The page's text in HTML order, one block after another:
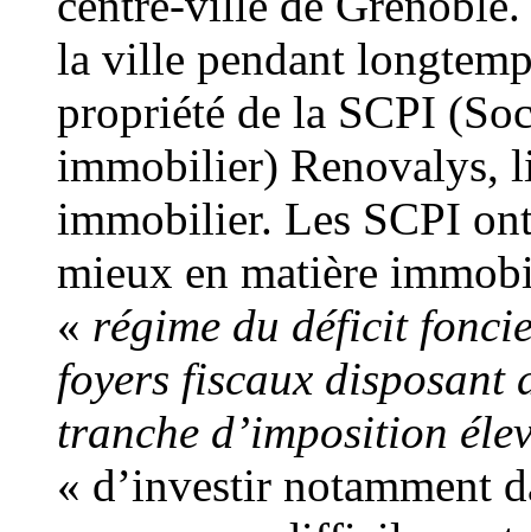
la ville pendant
propriété de la SCPI
immobilier) Renovalys,
immobilier. Les SCPI
mieux en matière
« régime du déficit
foyers fiscaux disposant
tranche d’imposition
« d’investir notamment